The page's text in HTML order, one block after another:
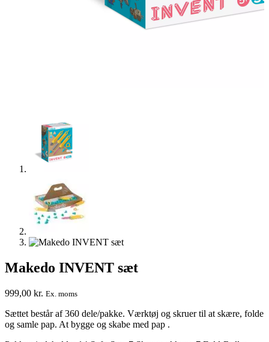
Makedo INVENT sæt
999,00 kr. Ex. moms
Sættet består af 360 dele/pakke. Værktøj og skruer til at skære, folde
og samle pap. At bygge og skabe med pap .